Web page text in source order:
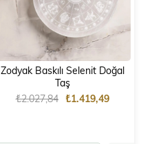
Zodyak Baskılı Selenit Doğal
Taş
₺1.419,49
₺2.027,84